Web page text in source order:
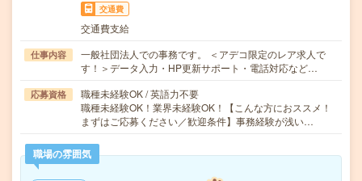
交通費
交通費支給
仕事内容
一般社団法人での事務です。 ＜アデコ限定のレア求人で
す！＞データ入力・HP更新サポート・電話対応など…
応募資格
職種未経験OK / 英語力不要
職種未経験OK！業界未経験OK！【こんな方におススメ！
まずはご応募ください／歓迎条件】事務経験が浅い…
職場の雰囲気